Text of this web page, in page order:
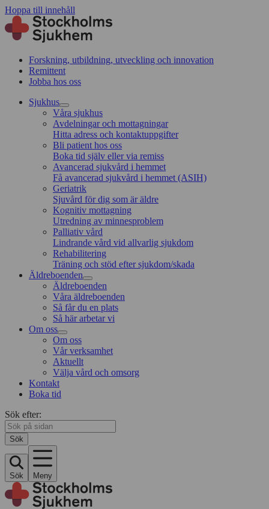
Hoppa till innehåll
Forskning, utbildning, utveckling och innovation
Remittent
Jobba hos oss
Sjukhus
Våra sjukhus
Avdelningar och mottagningar
Hitta adress och kontaktuppgifter
Bli patient hos oss
Boka tid själv eller via remiss
Avancerad sjukvård i hemmet
Få avancerad sjukvård i hemmet (ASIH)
Geriatrik
Sjuvård för dig som är äldre
Kognitiv mottagning
Utredning av minnesproblem
Palliativ vård
Lindrande vård vid allvarlig sjukdom
Rehabilitering
Träning och stöd efter sjukdom/skada
Äldreboenden
Äldreboenden
Våra äldreboenden
Så får du en plats
Så här arbetar vi
Om oss
Om oss
Vår verksamhet
Aktuellt
Välja vård och omsorg
Kontakt
Boka tid
Sök efter:
Sök
Sök Meny